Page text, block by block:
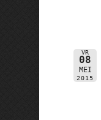
VR
08
MEI
2015